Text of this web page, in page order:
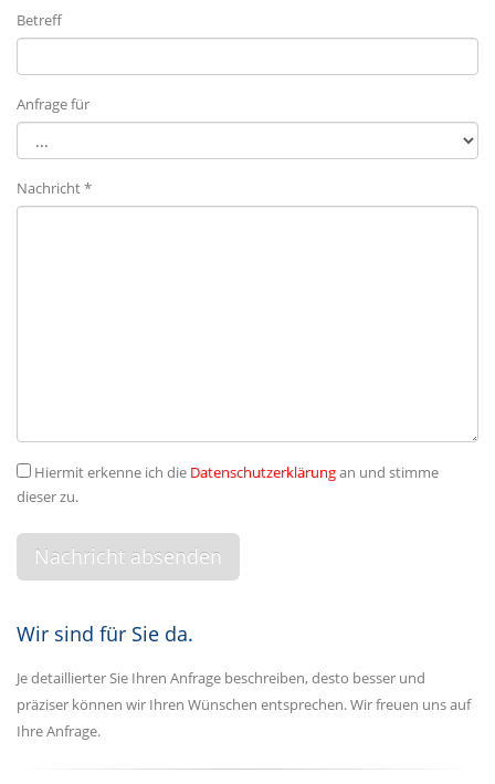
Betreff
Anfrage für
Nachricht *
Hiermit erkenne ich die Datenschutzerklärungan und stimme
dieser zu.
Wir sind für Sie da.
Je detaillierter Sie Ihren Anfrage beschreiben, desto besser und
präziser können wir Ihren Wünschen entsprechen. Wir freuen uns auf
Ihre Anfrage.